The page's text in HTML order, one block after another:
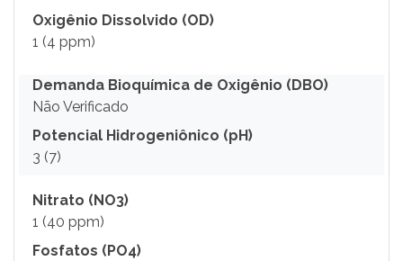
Oxigênio Dissolvido (OD)
1 (4 ppm)
Demanda Bioquímica de Oxigênio (DBO)
Não Verificado
Potencial Hidrogeniônico (pH)
3 (7)
Nitrato (NO3)
1 (40 ppm)
Fosfatos (PO4)